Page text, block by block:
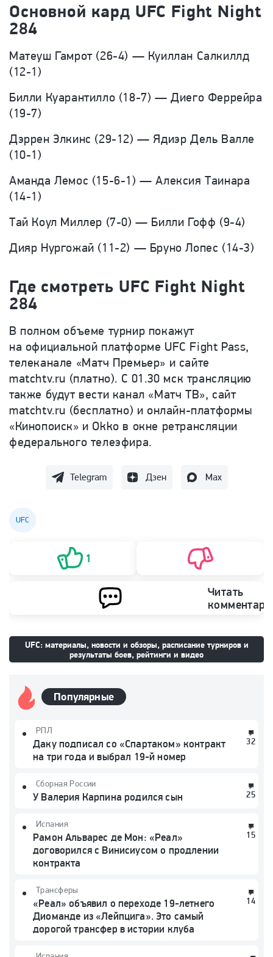
Основной кард UFC Fight Night
284
Матеуш Гамрот (26-4) — Куиллан Салкиллд
(12-1)
Билли Куарантилло (18-7) — Диего Феррейра
(19-7)
Дэррен Элкинс (29-12) — Ядиэр Дель Валле
(10-1)
Аманда Лемос (15-6-1) — Алексия Таинара
(14-1)
Тай Коул Миллер (7-0) — Билли Гофф (9-4)
Дияр Нургожай (11-2) — Бруно Лопес (14-3)
Где смотреть UFC Fight Night
284
В полном объеме турнир покажут
на официальной платформе UFC Fight Pass,
телеканале «Матч Премьер» и сайте
matchtv.ru (платно). С 01.30 мск трансляцию
также будут вести канал «Матч ТВ», сайт
matchtv.ru (бесплатно) и онлайн-платформы
«Кинопоиск» и Okko в окне ретрансляции
федерального телеэфира.
Telegram Дзен Max
UFC
1
Читать
UFC: материалы, новости и обзоры, расписание турниров и
результаты боев, рейтинги и видео
Популярные
32
РПЛ
Даку подписал со «Спартаком» контракт
на три года и выбрал 19-й номер
25
Сборная России
У Валерия Карпина родился сын
15
Испания
Рамон Альварес де Мон: «Реал»
договорился с Винисиусом о продлении
контракта
14
Трансферы
«Реал» объявил о переходе 19-летнего
Диоманде из «Лейпцига». Это самый
дорогой трансфер в истории клуба